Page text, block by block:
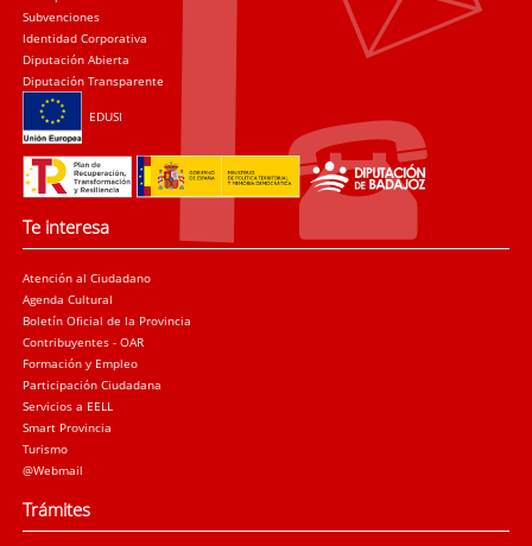
Subvenciones
Identidad Corporativa
Diputación Abierta
Diputación Transparente
EDUSI
Te interesa
Atención al Ciudadano
Agenda Cultural
Boletín Oficial de la Provincia
Contribuyentes - OAR
Formación y Empleo
Participación Ciudadana
Servicios a EELL
Smart Provincia
Turismo
@Webmail
Trámites